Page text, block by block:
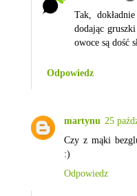
Tak,
dodając
owoce są dość
Odpowiedz
martynu 25
Czy z mąki
:)
Odpowiedz